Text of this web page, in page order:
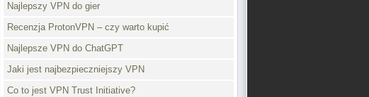
Najlepszy VPN do gier
Recenzja ProtonVPN – czy warto kupić
Najlepsze VPN do ChatGPT
Jaki jest najbezpieczniejszy VPN
Co to jest VPN Trust Initiative?